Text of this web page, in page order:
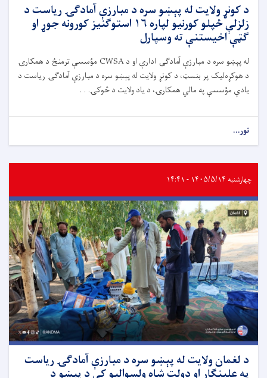
د کونړ ولایت له پېښو سره د مبارزې آمادګۍ ریاست د
زلزلې ځپلو کورنیو لپاره ۱۶ استوګنیز کورونه جوړ او
ګټې اخیستنې ته وسپارل
له پېښو سره د مبارزې آمادګۍ ادارې او د CWSA مؤسسې ترمنځ د همکارۍ
د هوکړه‌لیک پر بنسټ، د کونړ ولایت له پېښو سره د مبارزې آمادګۍ ریاست د
یادې مؤسسې په مالي همکارۍ، د یاد ولایت د څوکۍ. . .
نور...
چهارشنبه ۱۴۰۵/۵/۱۴ - ۱۴:۴۱
د لغمان ولایت له پېښو سره د مبارزې آمادګۍ ریاست